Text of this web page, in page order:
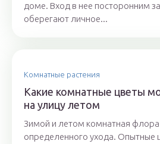
доме. Вход в нее посторонним
оберегают личное...
Комнатные растения
Какие комнатные цветы
на улицу летом
Зимой и летом комнатная флора
определенного ухода. Опытные